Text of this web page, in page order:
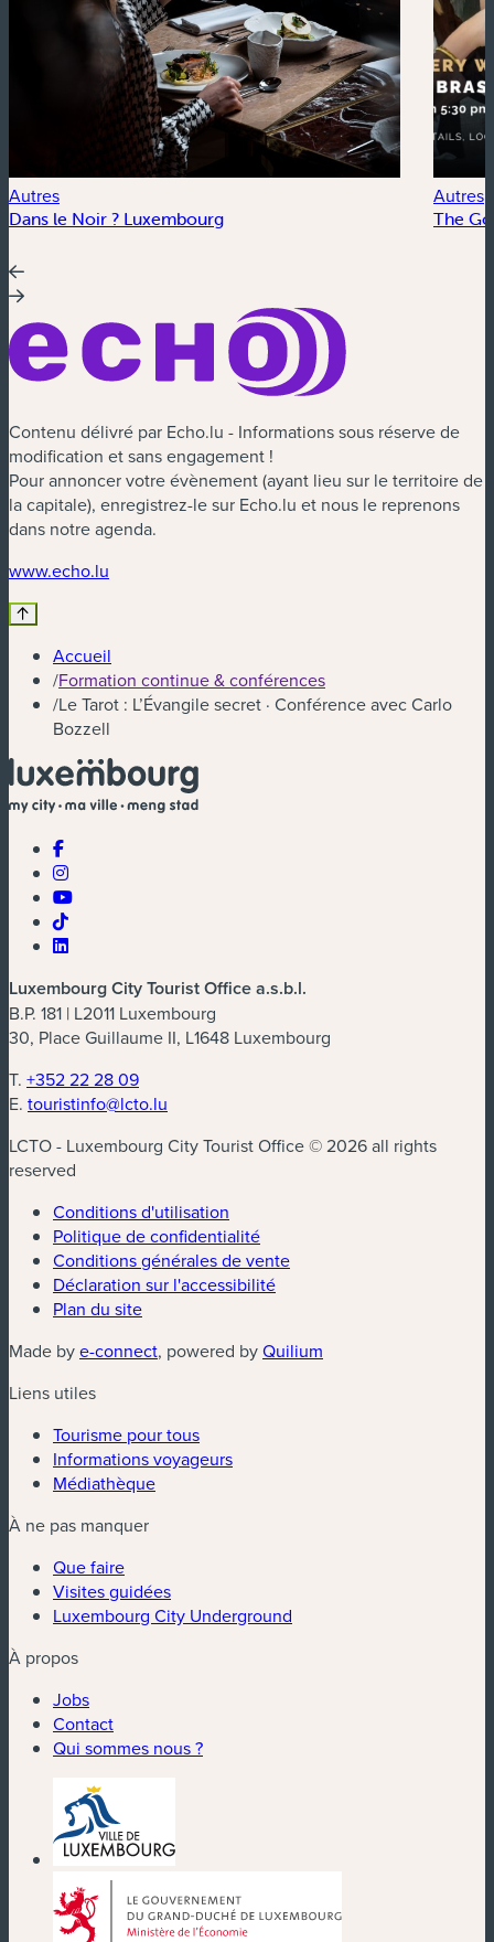
Autres
Dans le Noir ? Luxembourg
Autres
The
Contenu délivré par Echo.lu - Informations sous réserve de
modification et sans engagement !
Pour annoncer votre évènement (ayant lieu sur le territoire de
la capitale), enregistrez-le sur Echo.lu et nous le reprenons
dans notre agenda.
www.echo.lu
Accueil
/Formation continue & conférences
/Le Tarot : L’Évangile secret · Conférence avec Carlo
Bozzell
Luxembourg City Tourist Office a.s.b.l.
B.P. 181 | L2011 Luxembourg
30, Place Guillaume II, L1648 Luxembourg
T. +352 22 28 09
E. touristinfo@lcto.lu
LCTO - Luxembourg City Tourist Office © 2026 all rights
reserved
Conditions d'utilisation
Politique de confidentialité
Conditions générales de vente
Déclaration sur l'accessibilité
Plan du site
Made bye-connect(nouvelle fenêtre)
, powered byQuilium
Liens utiles
Tourisme pour tous
Informations voyageurs
Médiathèque
À ne pas manquer
Que faire
Visites guidées
Luxembourg City Underground
À propos
Jobs
Contact
Qui sommes nous ?